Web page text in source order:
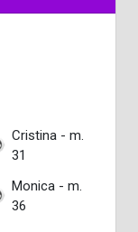
Cristina - m.
31
Monica - m.
36